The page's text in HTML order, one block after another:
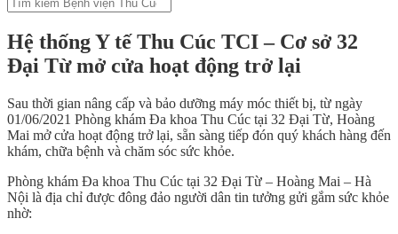
Hệ thống Y tế Thu Cúc TCI – Cơ sở 32
Đại Từ mở cửa hoạt động trở lại
Sau thời gian nâng cấp và bảo dưỡng máy móc thiết bị, từ ngày
01/06/2021 Phòng khám Đa khoa Thu Cúc tại 32 Đại Từ, Hoàng
Mai mở cửa hoạt động trở lại, sẵn sàng tiếp đón quý khách hàng đến
khám, chữa bệnh và chăm sóc sức khỏe.
Phòng khám Đa khoa Thu Cúc tại 32 Đại Từ – Hoàng Mai – Hà
Nội là địa chỉ được đông đảo người dân tin tưởng gửi gắm sức khỏe
nhờ: